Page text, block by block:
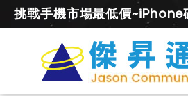
挑戰手機市場最低價~iPhone